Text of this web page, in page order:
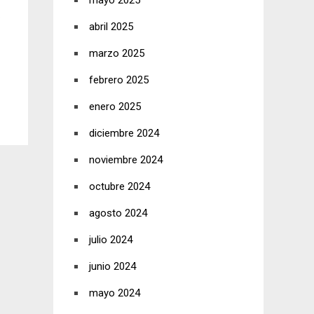
abril 2025
marzo 2025
febrero 2025
enero 2025
diciembre 2024
noviembre 2024
octubre 2024
agosto 2024
julio 2024
junio 2024
mayo 2024